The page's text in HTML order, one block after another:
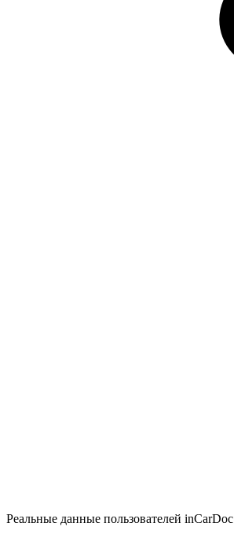
Реальные данные пользователей inCarDoc